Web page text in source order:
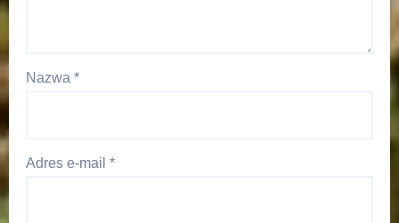
Nazwa *
Adres e-mail *